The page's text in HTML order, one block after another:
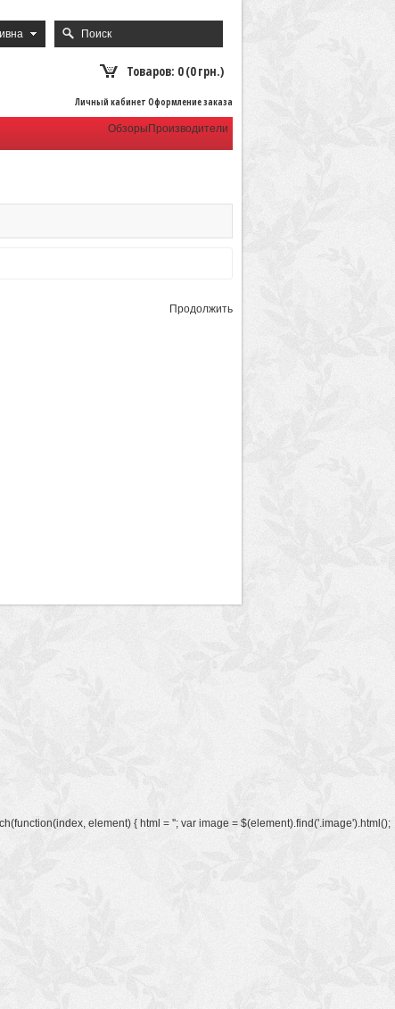
Товаров: 0 (0 грн.)
Личный кабинет Оформление заказа
Производители
Обзоры
Продолжить
element) { html = ''; var image = $(element).find('.image').html();